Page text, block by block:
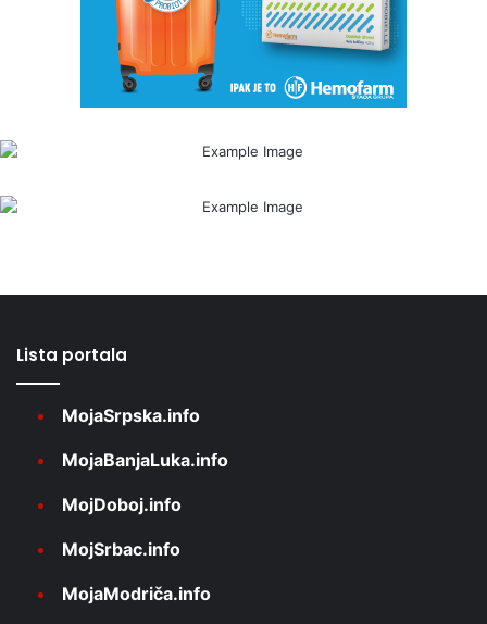
Lista portala
MojaSrpska.info
MojaBanjaLuka.info
MojDoboj.info
MojSrbac.info
MojaModriča.info